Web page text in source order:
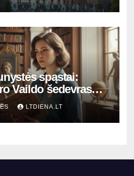
spąstai:
Vaildo šedevras
nei bet
LTDIENA.LT